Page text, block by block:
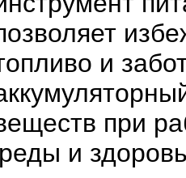
и
при
и